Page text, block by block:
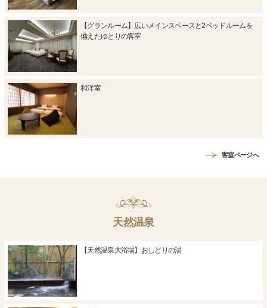
【グランルーム】広いメインスペースと2ベッドルームを
備えたゆとりの客室
和洋室
客室ページへ
天然温泉
【天然温泉大浴場】おしどりの湯